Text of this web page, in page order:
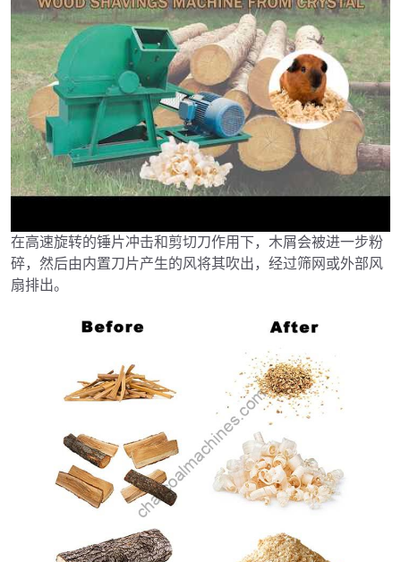
►
在高速旋转的锤片冲击和剪切刀作用下，木屑会被进一步粉
碎，然后由内置刀片产生的风将其吹出，经过筛网或外部风
扇排出。